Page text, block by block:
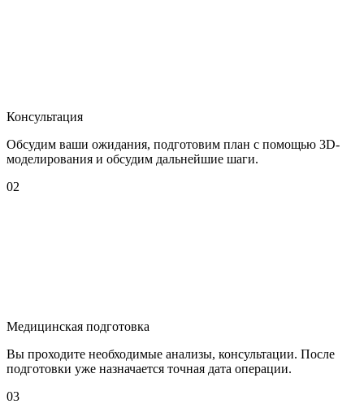
Консультация
Обсудим ваши ожидания, подготовим план с помощью 3D-
моделирования и обсудим дальнейшие шаги.
02
Медицинская подготовка
Вы проходите необходимые анализы, консультации. После
подготовки уже назначается точная дата операции.
03